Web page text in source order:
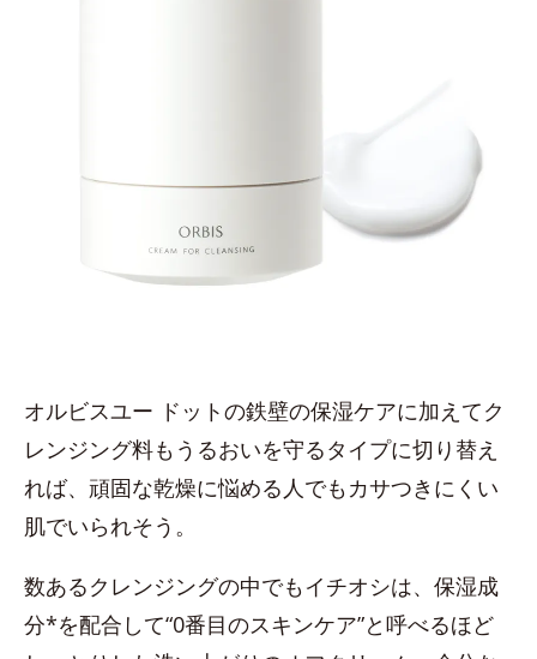
オルビスユー ドットの鉄壁の保湿ケアに加えてク
レンジング料もうるおいを守るタイプに切り替え
れば、頑固な乾燥に悩める人でもカサつきにくい
肌でいられそう。
数あるクレンジングの中でもイチオシは、保湿成
分*を配合して“0番目のスキンケア”と呼べるほど